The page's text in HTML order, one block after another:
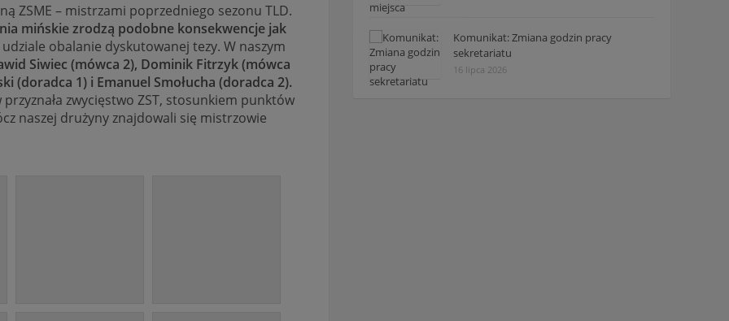
ZSME – mistrzami poprzedniego sezonu TLD.
mińskie zrodzą podobne konsekwencje jak
udziale obalanie dyskutowanej tezy. W naszym
Siwiec (mówca 2), Dominik Fitrzyk (mówca
(doradca 1) i Emanuel Smołucha (doradca 2).
zwycięstwo ZST, stosunkiem punktów
naszej drużyny znajdowali się mistrzowie
Komunikat: Zmiana godzin pracy
sekretariatu
16 lipca 2026